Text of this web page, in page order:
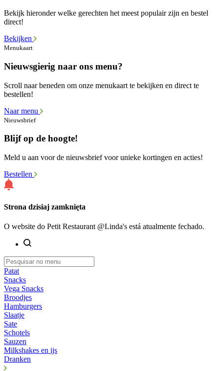
Bekijk hieronder welke gerechten het meest populair zijn en bestel
direct!
Bekijken
Menukaart
Nieuwsgierig naar ons menu?
Scroll naar beneden om onze menukaart te bekijken en direct te
bestellen!
Naar menu
Nieuwsbrief
Blijf op de hoogte!
Meld u aan voor de nieuwsbrief voor unieke kortingen en acties!
Bestellen
Strona dzisiaj zamknięta
O website do Petit Restaurant @Linda's está atualmente fechado.
Patat
Snacks
Vega Snacks
Broodjes
Hamburgers
Slaatje
Sate
Schotels
Sauzen
Milkshakes en ijs
Dranken